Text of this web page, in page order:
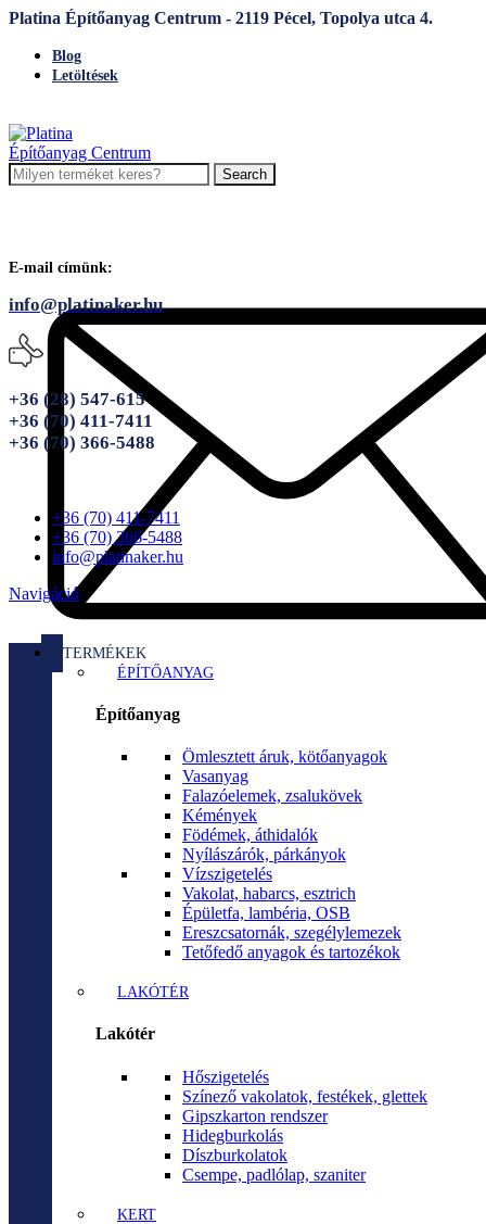
Platina Építőanyag Centrum - 2119 Pécel, Topolya utca 4.
Blog
Letöltések
Search
E-mail címünk:
info@platinaker.hu
+36 (28) 547-615
+36 (70) 411-7411
+36 (70) 366-5488
+36 (70) 411-7411
+36 (70) 366-5488
info@platinaker.hu
Navigáció
TERMÉKEK
ÉPÍTŐANYAG
Építőanyag
Ömlesztett áruk, kötőanyagok
Vasanyag
Falazóelemek, zsalukövek
Kémények
Födémek, áthidalók
Nyílászárók, párkányok
Vízszigetelés
Vakolat, habarcs, esztrich
Épületfa, lambéria, OSB
Ereszcsatornák, szegélylemezek
Tetőfedő anyagok és tartozékok
LAKÓTÉR
Lakótér
Hőszigetelés
Színező vakolatok, festékek, glettek
Gipszkarton rendszer
Hidegburkolás
Díszburkolatok
Csempe, padlólap, szaniter
KERT